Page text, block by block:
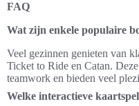
FAQ
Wat zijn enkele populaire
Veel gezinnen genieten van
Ticket to Ride en Catan.
teamwork en bieden veel
Welke interactieve